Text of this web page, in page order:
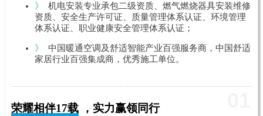
》
机电安装专业承包二级资质、燃气燃烧器具安装维修
资质、安全生产许可证、质量管理体系认证、环境管理
体系认证、职业健康安全管理体系认证；
》
中国暖通空调及舒适智能产业百强服务商，中国舒适
家居行业百强集成商，优秀施工单位。
荣耀相伴17载 ，实力赢领同行